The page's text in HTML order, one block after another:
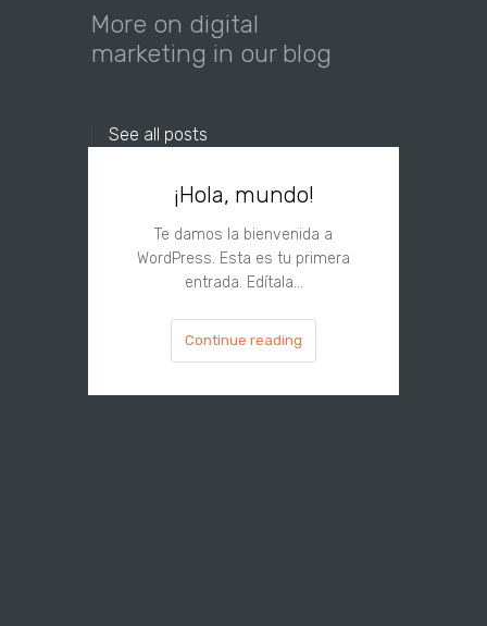
More on digital
marketing in our blog
See all posts
¡Hola, mundo!
Te damos la bienvenida a
WordPress. Esta es tu primera
entrada. Edítala…
Continue reading